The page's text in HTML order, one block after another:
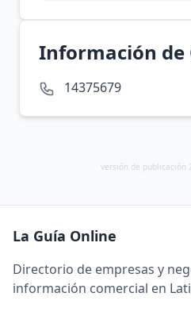
Información de
14375679
versión de publicación
La Guía Online
Directorio de empresas y
información comercial en